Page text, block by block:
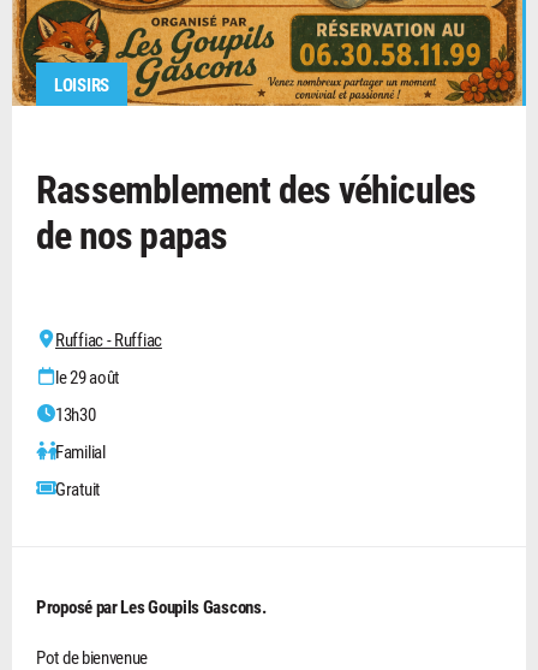
LOISIRS
Rassemblement des véhicules
de nos papas
Ruffiac - Ruffiac
le 29 août
13h30
Familial
Gratuit
Proposé par Les Goupils Gascons.
Pot de bienvenue